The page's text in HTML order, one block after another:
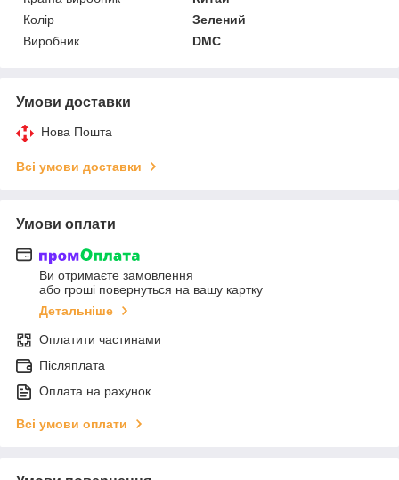
Колір
Зелений
Виробник
DMC
Умови доставки
Нова Пошта
Всі умови доставки
Умови оплати
Ви отримаєте замовлення
або гроші повернуться на вашу картку
Детальніше
Оплатити частинами
Післяплата
Оплата на рахунок
Всі умови оплати